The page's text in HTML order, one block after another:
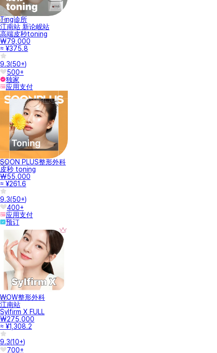
Ting诊所
江南站 新论岘站
高端皮秒toning
₩79,000
≈ ¥375.8
9.3(50+)
500+
独家
应用支付
SOON PLUS整形外科
皮秒 toning
₩55,000
≈ ¥261.6
9.3(50+)
400+
应用支付
预订
WOW整形外科
江南站
Sylfirm X FULL
₩275,000
≈ ¥1,308.2
9.3(10+)
700+